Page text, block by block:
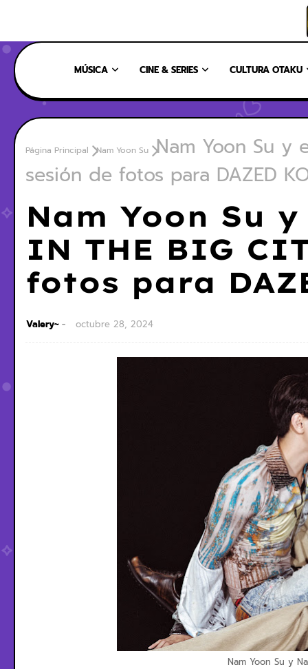
MÚSICA CINE & SERIES CULTURA OTAKU
Página Principal Nam Yoon Su
Nam Yoon Su y
sesión de fotos para DAZED
Nam Yoon Su
IN THE BIG
fotos para
Valery~ octubre 28, 2024
Nam Yoon Su y